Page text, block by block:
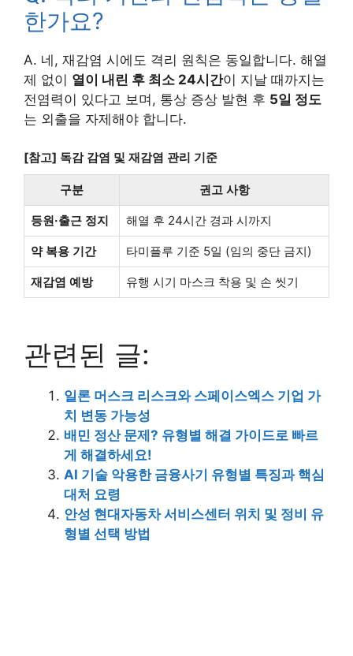
한가요?
A. 네, 재감염 시에도 격리 원칙은 동일합니다. 해열
제 없이 열이 내린 후 최소 24시간이 지날 때까지는
전염력이 있다고 보며, 통상 증상 발현 후 5일 정도
는 외출을 자제해야 합니다.
[참고] 독감 감염 및 재감염 관리 기준
구분 권고 사항
등원·출근 정지 해열 후 24시간 경과 시까지
약 복용 기간 타미플루 기준 5일 (임의 중단 금지)
재감염 예방 유행 시기 마스크 착용 및 손 씻기
관련된 글:
일론 머스크 리스크와 스페이스엑스 기업 가
치 변동 가능성
배민 정산 문제? 유형별 해결 가이드로 빠르
게 해결하세요!
AI 기술 악용한 금융사기 유형별 특징과 핵심
대처 요령
안성 현대자동차 서비스센터 위치 및 정비 유
형별 선택 방법